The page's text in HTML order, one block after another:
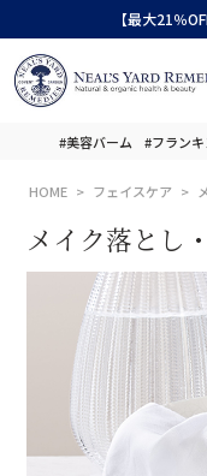
【最大21％
#美容バーム #フラン
HOME フェイスケア
メイク落とし